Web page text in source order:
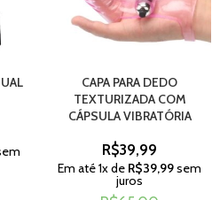
CAPA PARA DEDO
TEXTURIZADA COM
CÁPSULA VIBRATÓRIA
R$39,99
Em até1x de R$39,99sem
juros